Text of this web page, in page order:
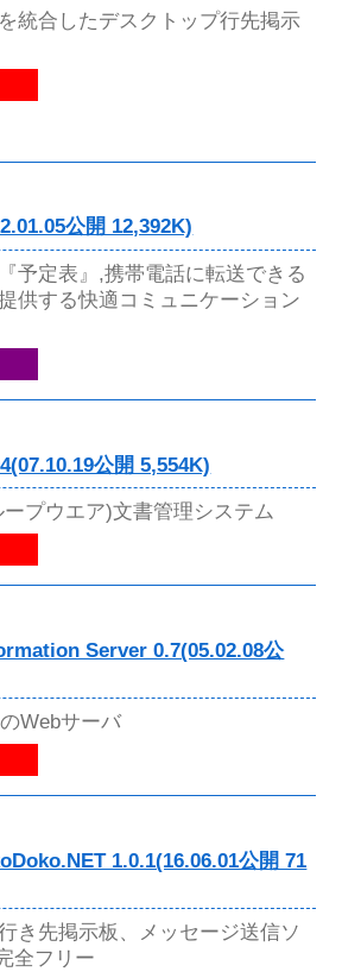
統合したデスクトップ行先掲示
公開 12,392K)
予定表』,携帯電話に転送できる
供する快適コミュニケーション
公開 5,554K)
プウエア)文書管理システム
Server 0.7(05.02.08公
Webサーバ
1.0.1(16.06.01公開 71
き先掲示板、メッセージ送信ソ
全フリー